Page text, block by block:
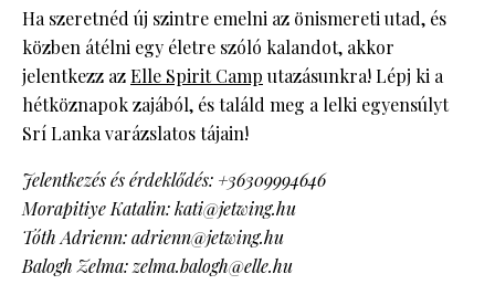
Ha szeretnéd új szintre emelni az önismereti utad, és
közben átélni egy életre szóló kalandot, akkor
jelentkezz azElle Spirit Camp utazásunkra! Lépj ki a
hétköznapok zajából, és találd meg a lelki egyensúlyt
Srí Lanka varázslatos tájain!
Jelentkezés és érdeklődés: +36309994646
Morapitiye Katalin: kati@jetwing.hu
Tóth Adrienn: adrienn@jetwing.hu
Balogh Zelma: zelma.balogh@elle.hu